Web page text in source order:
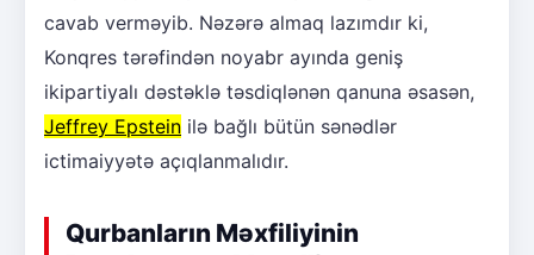
cavab verməyib. Nəzərə almaq lazımdır ki,
Konqres tərəfindən noyabr ayında geniş
ikipartiyalı dəstəklə təsdiqlənən qanuna əsasən,
Jeffrey Epstein ilə bağlı bütün sənədlər
ictimaiyyətə açıqlanmalıdır.
Qurbanların Məxfiliyinin